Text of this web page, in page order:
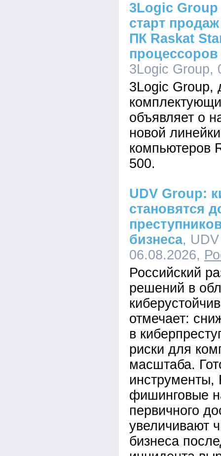
3Logic Group
старт
ПК Raskat
3Logic Group,
3Logic Group,
объявляет о
новой
компьютеров
500.
UDV Group:
становятся
бизнеса,
06.08.2026,
Российский
решений в
отмечает:
в
риски для
масштаба.
фишинговые
первичного
увеличивают
бизнеса